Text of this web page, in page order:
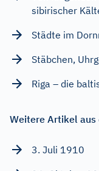
sibirischer
Städte im
Stäbchen,
Riga – die
Weitere Artikel aus
3. Juli 1910